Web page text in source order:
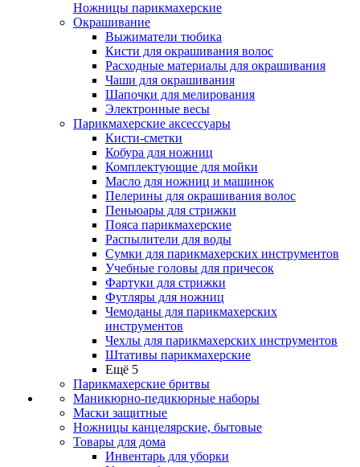
Ножницы парикмахерские
Окрашивание
Выжиматели тюбика
Кисти для окрашивания волос
Расходные материалы для окрашивания
Чаши для окрашивания
Шапочки для мелирования
Электронные весы
Парикмахерские аксессуары
Кисти-сметки
Кобура для ножниц
Комплектующие для мойки
Масло для ножниц и машинок
Пелерины для окрашивания волос
Пеньюары для стрижки
Пояса парикмахерские
Распылители для воды
Сумки для парикмахерских инструментов
Учебные головы для причесок
Фартуки для стрижки
Футляры для ножниц
Чемоданы для парикмахерских
инструментов
Чехлы для парикмахерских инструментов
Штативы парикмахерские
Ещё 5
Парикмахерские бритвы
Маникюрно-педикюрные наборы
Маски защитные
Ножницы канцелярские, бытовые
Товары для дома
Инвентарь для уборки